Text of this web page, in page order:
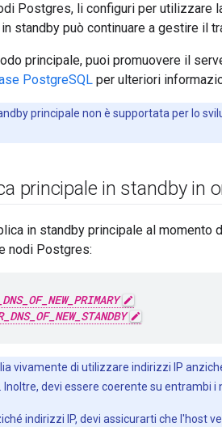
Postgres, li configuri per utilizzare
standby può continuare a gestire il
principale, puoi promuovere il
PostgreSQL per ulteriori
principale non è supportata per lo
principale in standby in
in standby principale al
nodi Postgres:
vivamente di utilizzare indirizzi IP
devi essere coerente su entrambi i
indirizzi IP, devi assicurarti che l'host